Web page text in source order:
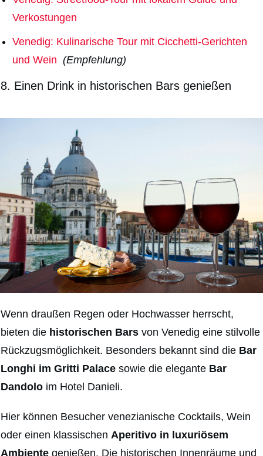
Verkostungen
Venedig: Kulinarische Tour mit Cicchetti-Gerichten
und Wein (Empfehlung)
8. Einen Drink in historischen Bars genießen
Wenn draußen Regen oder Hochwasser herrscht,
bieten die historischen Bars von Venedig eine stilvolle
Rückzugsmöglichkeit. Besonders bekannt sind die Bar
Longhi im Gritti Palace sowie die elegante Bar
Dandolo im Hotel Danieli.
Hier können Besucher venezianische Cocktails, Wein
oder einen klassischen Aperitivo in luxuriösem
Ambiente genießen. Die historischen Innenräume und